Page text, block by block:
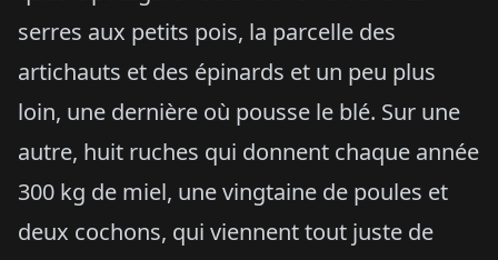
serres aux petits pois, la parcelle des
artichauts et des épinards et un peu plus
loin, une dernière où pousse le blé. Sur une
autre, huit ruches qui donnent chaque année
300 kg de miel, une vingtaine de poules et
deux cochons, qui viennent tout juste de